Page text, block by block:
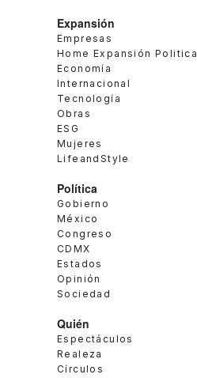
Expansión
Empresas
Home Expansión Politica
Economía
Internacional
Tecnología
Obras
ESG
Mujeres
LifeandStyle
Política
Gobierno
México
Congreso
CDMX
Estados
Opinión
Sociedad
Quién
Espectáculos
Realeza
Círculos